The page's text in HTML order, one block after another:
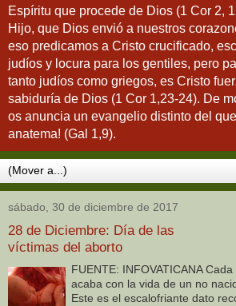
Espíritu que procede de Dios (1 Cor 2,
Hijo, que Dios envió a nuestros
eso predicamos a Cristo crucificado,
judíos y locura para los gentiles, pero
tanto judíos como griegos, es Cristo
sabiduría de Dios (1 Cor 1,23-24). De
os anuncia un evangelio distinto del
anatema! (Gal 1,9).
sábado, 30 de diciembre de 2017
28 de Diciembre: Día de las
víctimas del aborto
FUENTE: INFOVATICANA
acaba con la vida de un no
Este es el escalofriante dato